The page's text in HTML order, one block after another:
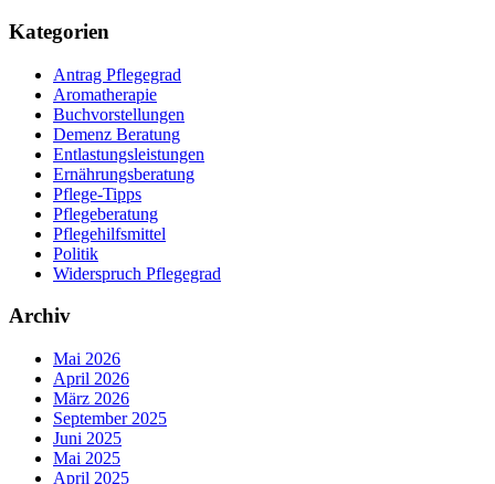
Kategorien
Antrag Pflegegrad
Aromatherapie
Buchvorstellungen
Demenz Beratung
Entlastungsleistungen
Ernährungsberatung
Pflege-Tipps
Pflegeberatung
Pflegehilfsmittel
Politik
Widerspruch Pflegegrad
Archiv
Mai 2026
April 2026
März 2026
September 2025
Juni 2025
Mai 2025
April 2025